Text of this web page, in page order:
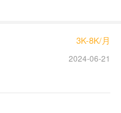
3K-8K/月
2024-06-21